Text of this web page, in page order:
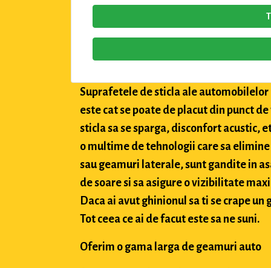
Suprafetele de sticla ale automobilelor
este cat se poate de placut din punct
sticla sa se sparga, disconfort acustic,
o multime de tehnologii care sa
sau geamuri laterale, sunt gandite in
de soare si sa asigure o vizibilitate
Daca ai avut ghinionul sa ti se crape
Tot ceea ce ai de facut este sa ne suni.
Oferim o gama larga de geamuri auto